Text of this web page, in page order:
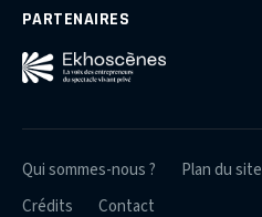
PARTENAIRES
Qui sommes-nous ? Plan du site
Crédits
Contact